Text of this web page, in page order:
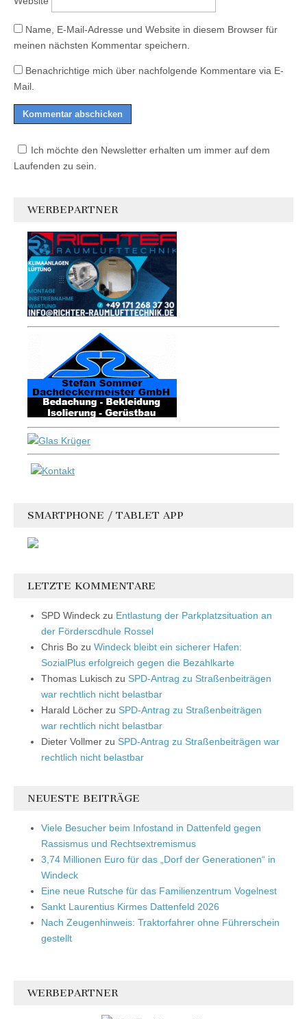
Name, E-Mail-Adresse und Website in diesem Browser für
meinen nächsten Kommentar speichern.
Benachrichtige mich über nachfolgende Kommentare via E-
Mail.
Ich möchte den Newsletter erhalten um immer auf dem
Laufenden zu sein.
WERBEPARTNER
SMARTPHONE / TABLET APP
LETZTE KOMMENTARE
SPD Windeck zu Entlastung der Parkplatzsituation an
der Förderscdhule Rossel
Chris Bo zu Windeck bleibt ein sicherer Hafen:
SozialPlus erfolgreich gegen die Bezahlkarte
Thomas Lukisch zu SPD-Antrag zu Straßenbeiträgen
war rechtlich nicht belastbar
Harald Löcher zu SPD-Antrag zu Straßenbeiträgen
war rechtlich nicht belastbar
Dieter Vollmer zu SPD-Antrag zu Straßenbeiträgen war
rechtlich nicht belastbar
NEUESTE BEITRÄGE
Viele Besucher beim Infostand in Dattenfeld gegen
Rassismus und Rechtsextremismus
3,74 Millionen Euro für das „Dorf der Generationen“ in
Windeck
Eine neue Rutsche für das Familienzentrum Vogelnest
Sankt Laurentius Kirmes Dattenfeld 2026
Nach Zeugenhinweis: Traktorfahrer ohne Führerschein
gestellt
WERBEPARTNER